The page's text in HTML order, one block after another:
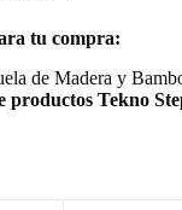
tu compra:
de Madera y
productos Tekno